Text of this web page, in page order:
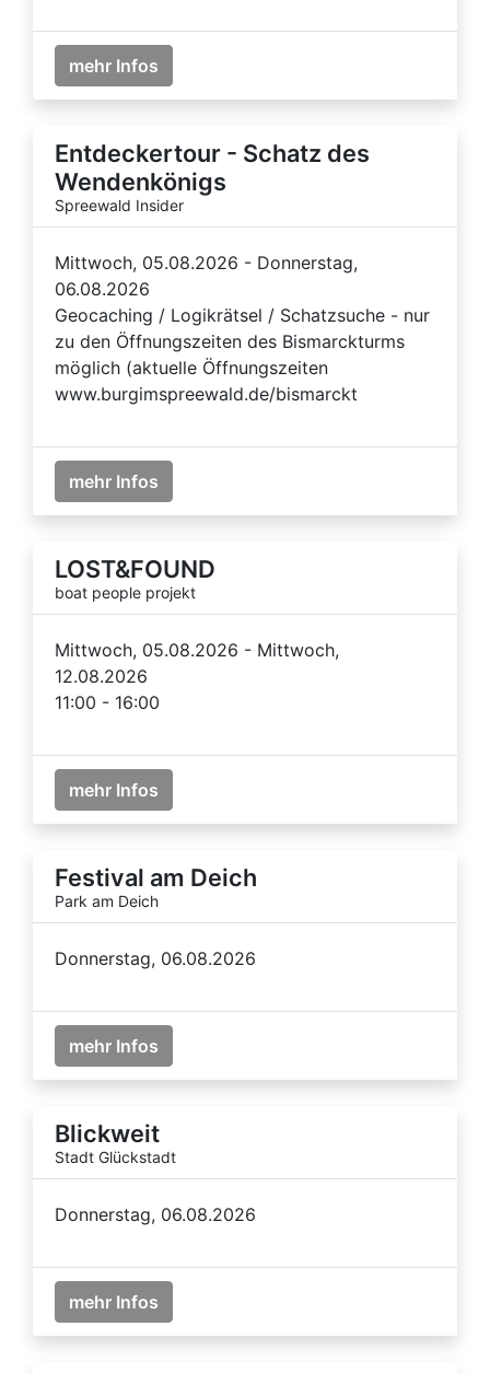
mehr Infos
Entdeckertour - Schatz des
Wendenkönigs
Spreewald Insider
Mittwoch, 05.08.2026 - Donnerstag,
06.08.2026
Geocaching / Logikrätsel / Schatzsuche - nur
zu den Öffnungszeiten des Bismarckturms
möglich (aktuelle Öffnungszeiten
www.burgimspreewald.de/bismarckt
mehr Infos
LOST&FOUND
boat people projekt
Mittwoch, 05.08.2026 - Mittwoch,
12.08.2026
11:00 - 16:00
mehr Infos
Festival am Deich
Park am Deich
Donnerstag, 06.08.2026
mehr Infos
Blickweit
Stadt Glückstadt
Donnerstag, 06.08.2026
mehr Infos